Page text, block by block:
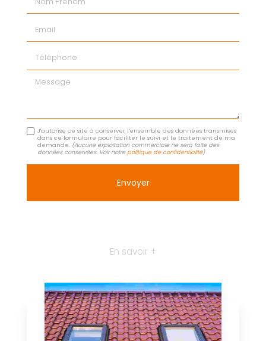
Message
J'autorise ce site à conserver l'ensemble des données transmises
dans ce formulaire pour faciliter le suivi et le traitement de ma
demande. (Aucune exploitation commerciale ne sera faite des
données conservées. Voir notrepolitique de confidentialité)
En savoir +